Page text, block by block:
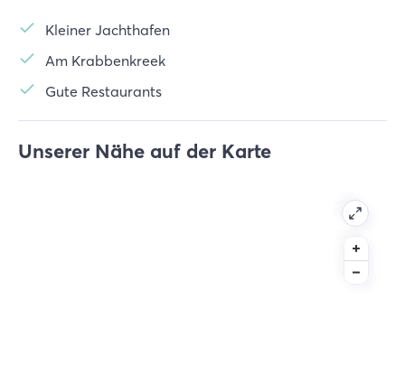
Kleiner Jachthafen
Am Krabbenkreek
Gute Restaurants
Unserer Nähe auf der Karte